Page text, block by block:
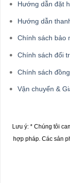
Hướng dẫn đặt
Hướng dẫn
Chính sách bảo
Chính sách đổi
Chính sách
Vận chuyển &
Lưu ý: * Chúng tôi
hợp pháp. Các sản